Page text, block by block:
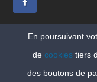
En poursuivant
de cookiestiers
des boutons de